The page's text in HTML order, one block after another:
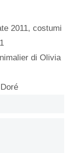
2011,costumi
di Olivia